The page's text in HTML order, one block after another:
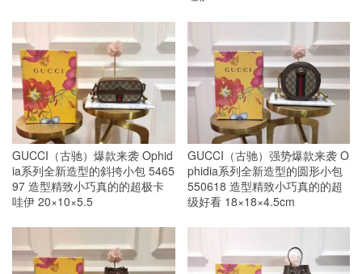
GUCCI（古驰）爆款来袭 Ophid
ia系列全新造型的斜挎小包 5465
97 造型精致小巧真的的超极卡
哇伊 20×10×5.5
GUCCI（古驰）强势爆款来袭 O
phidia系列全新造型的圆形小包
550618 造型精致小巧真的的超
级好看 18×18×4.5cm